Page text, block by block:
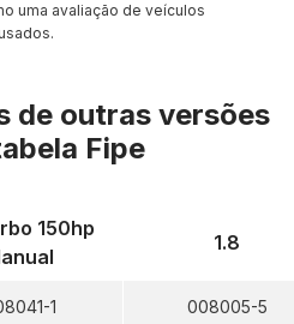
uma avaliação de veículos
de outras versões
Fipe
150hp
1
1.8
008005-5